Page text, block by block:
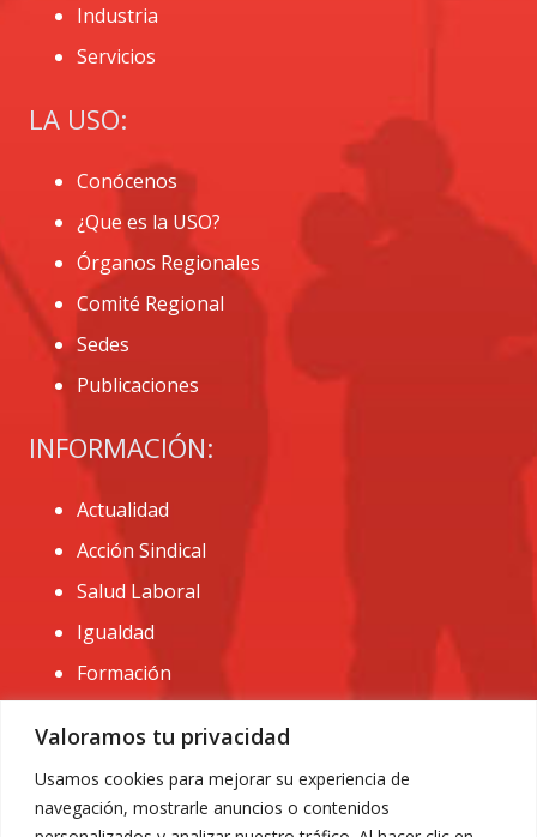
Valoramos tu privacidad
Usamos cookies para mejorar su experiencia de
navegación, mostrarle anuncios o contenidos
Industria
Servicios
LA USO:
Conócenos
¿Que es la USO?
Órganos Regionales
Comité Regional
Sedes
Publicaciones
INFORMACIÓN:
Actualidad
Acción Sindical
Salud Laboral
Igualdad
Formación
CONTACTO:
administracion@usomurcia.org
968 25 01 20